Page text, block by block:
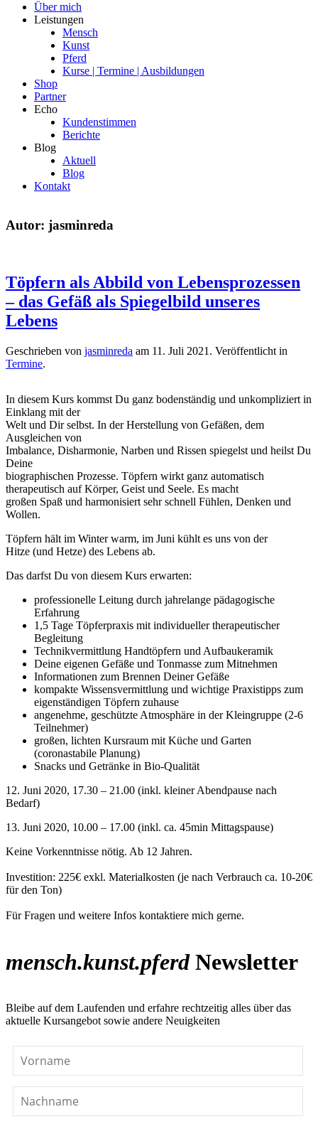
Über mich
Leistungen
Mensch
Kunst
Pferd
Kurse | Termine | Ausbildungen
Shop
Partner
Echo
Kundenstimmen
Berichte
Blog
Aktuell
Blog
Kontakt
Autor: jasminreda
Töpfern als Abbild von Lebensprozessen
– das Gefäß als Spiegelbild unseres
Lebens
Geschrieben von jasminreda am 11. Juli 2021 . Veröffentlicht in
Termine.
In diesem Kurs kommst Du ganz bodenständig und unkompliziert in
Einklang mit der
Welt und Dir selbst. In der Herstellung von Gefäßen, dem
Ausgleichen von
Imbalance, Disharmonie, Narben und Rissen spiegelst und heilst Du
Deine
biographischen Prozesse. Töpfern wirkt ganz automatisch
therapeutisch auf Körper, Geist und Seele. Es macht
großen Spaß und harmonisiert sehr schnell Fühlen, Denken und
Wollen.
Töpfern hält im Winter warm, im Juni kühlt es uns von der
Hitze (und Hetze) des Lebens ab.
Das darfst Du von diesem Kurs erwarten:
professionelle Leitung durch jahrelange pädagogische
Erfahrung
1,5 Tage Töpferpraxis mit individueller therapeutischer
Begleitung
Technikvermittlung Handtöpfern und Aufbaukeramik
Deine eigenen Gefäße und Tonmasse zum Mitnehmen
Informationen zum Brennen Deiner Gefäße
kompakte Wissensvermittlung und wichtige Praxistipps zum
eigenständigen Töpfern zuhause
angenehme, geschützte Atmosphäre in der Kleingruppe (2-6
Teilnehmer)
großen, lichten Kursraum mit Küche und Garten
(coronastabile Planung)
Snacks und Getränke in Bio-Qualität
12. Juni 2020, 17.30 – 21.00 (inkl. kleiner Abendpause nach
Bedarf)
13. Juni 2020, 10.00 – 17.00 (inkl. ca. 45min Mittagspause)
Keine Vorkenntnisse nötig. Ab 12 Jahren.
Investition: 225€ exkl. Materialkosten (je nach Verbrauch ca. 10-20€
für den Ton)
Für Fragen und weitere Infos kontaktiere mich gerne.
mensch.kunst.pferdNewsletter
Bleibe auf dem Laufenden und erfahre rechtzeitig alles über das
aktuelle Kursangebot sowie andere Neuigkeiten